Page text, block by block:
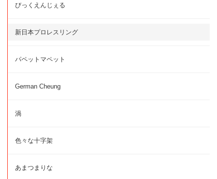
びっくえんじぇる
新日本プロレスリング
パペットマペット
German Cheung
渦
色々な十字架
あまつまりな